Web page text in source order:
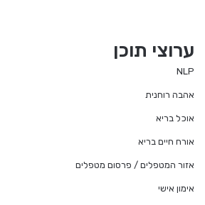
ערוצי תוכן
NLP
אהבה רוחנית
אוכל בריא
אורח חיים בריא
אזור המטפלים / פרסום מטפלים
אימון אישי